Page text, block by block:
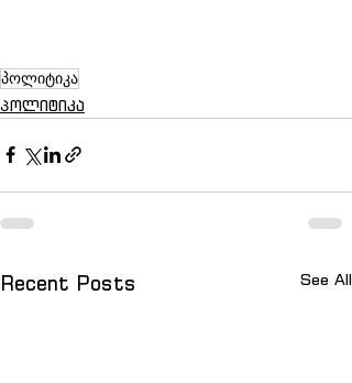
პოლიტიკა
Პოლიტიკა
Recent Posts See All